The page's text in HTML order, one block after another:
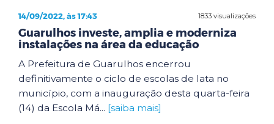
1833 visualizações
14/09/2022, às 17:43
Guarulhos investe, amplia e moderniza
instalações na área da educação
A Prefeitura de Guarulhos encerrou
definitivamente o ciclo de escolas de lata no
município, com a inauguração desta quarta-feira
(14) da Escola Má... [saiba mais]